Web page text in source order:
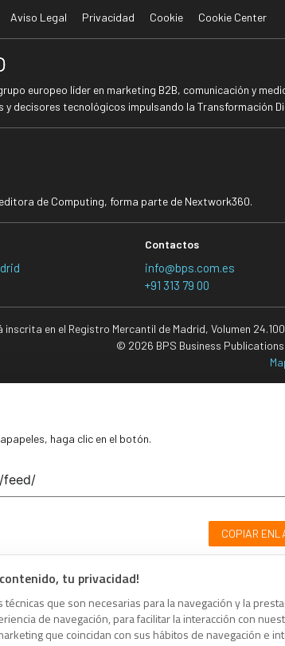
tu privacidad!
que son necesarias para la navegación y la
de navegación, para facilitar la interacción con
que coincidan con sus hábitos de navegación e
Aviso Legal Privacidad Cookie Cookie Center
europeo líder en marketing B2B, comunicación y
decisores tecnológicos impulsando la Transformación
de Computing, forma parte de Nextwork360.
Contactos
info@bps.com.es
+91 313 79 00
inscrita en el Registro Mercantil de Madrid, Volumen
© 2026 BPS Business
haga clic en el botón.
COPIAR
haga clic en el botón.